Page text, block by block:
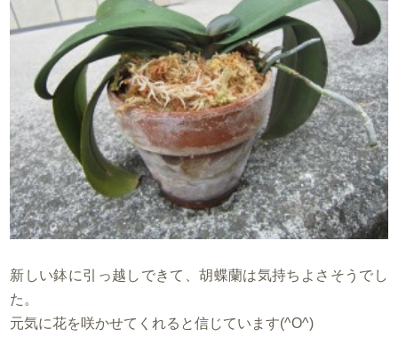
新しい鉢に引っ越しできて、胡蝶蘭は気持ちよさそうでし
た。
元気に花を咲かせてくれると信じています(^O^)